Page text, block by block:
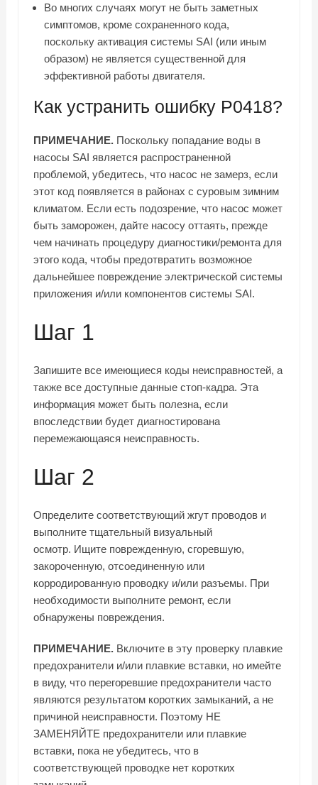
Во многих случаях могут не быть заметных
симптомов, кроме сохраненного кода,
поскольку активация системы SAI (или иным
образом) не является существенной для
эффективной работы двигателя.
Как устранить ошибку P0418?
ПРИМЕЧАНИЕ. Поскольку попадание воды в
насосы SAI является распространенной
проблемой, убедитесь, что насос не замерз, если
этот код появляется в районах с суровым зимним
климатом. Если есть подозрение, что насос может
быть заморожен, дайте насосу оттаять, прежде
чем начинать процедуру диагностики/ремонта для
этого кода, чтобы предотвратить возможное
дальнейшее повреждение электрической системы
приложения и/или компонентов системы SAI.
Шаг 1
Запишите все имеющиеся коды неисправностей, а
также все доступные данные стоп-кадра. Эта
информация может быть полезна, если
впоследствии будет диагностирована
перемежающаяся неисправность.
Шаг 2
Определите соответствующий жгут проводов и
выполните тщательный визуальный
осмотр. Ищите поврежденную, сгоревшую,
закороченную, отсоединенную или
корродированную проводку и/или разъемы. При
необходимости выполните ремонт, если
обнаружены повреждения.
ПРИМЕЧАНИЕ. Включите в эту проверку плавкие
предохранители и/или плавкие вставки, но имейте
в виду, что перегоревшие предохранители часто
являются результатом коротких замыканий, а не
причиной неисправности. Поэтому НЕ
ЗАМЕНЯЙТЕ предохранители или плавкие
вставки, пока не убедитесь, что в
соответствующей проводке нет коротких